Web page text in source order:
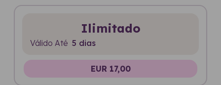
Ilimitado
Válido Até 5 dias
EUR 17,00